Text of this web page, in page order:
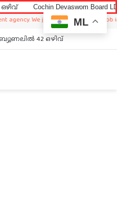
Cochin Devaswom Board LD Clerk
We just sharing available job in
42 ഒഴിവ്
ML